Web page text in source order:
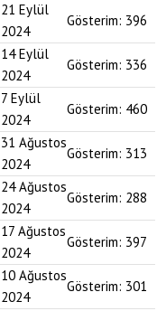
21 Eylül
2024
Gösterim: 396
14 Eylül
2024
Gösterim: 336
7 Eylül
2024
Gösterim: 460
31 Ağustos
2024
Gösterim: 313
24 Ağustos
2024
Gösterim: 288
17 Ağustos
2024
Gösterim: 397
10 Ağustos
2024
Gösterim: 301